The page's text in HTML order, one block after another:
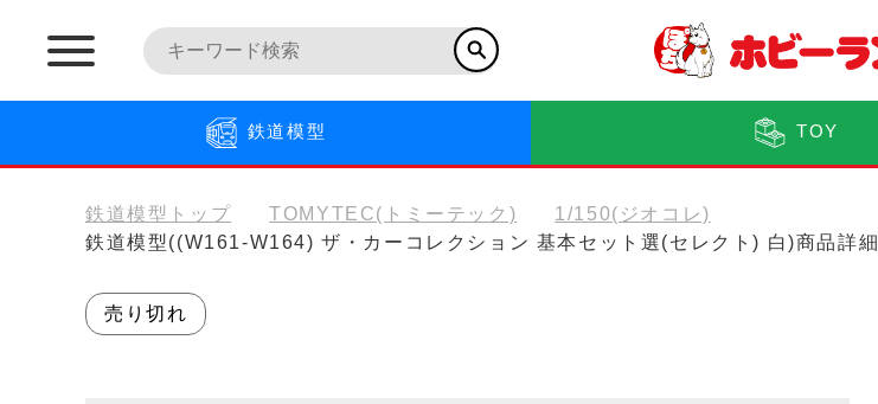
鉄道模型 TOY
鉄道模型トップ TOMYTEC(トミーテック)
1/150(ジオコレ)
鉄道模型((W161-W164) ザ・カーコレクション 基本セット選(セレクト) 白)商品詳細
売り切れ